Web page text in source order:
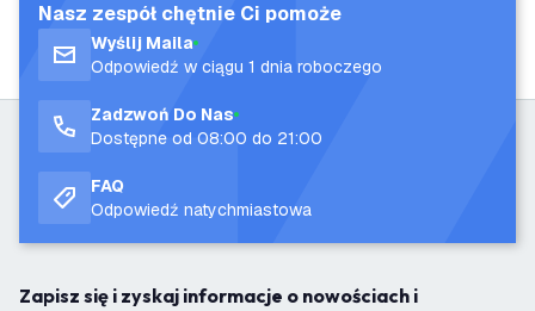
Nasz zespół chętnie Ci pomoże
Wyślij Maila
Odpowiedź w ciągu 1 dnia roboczego
Zadzwoń Do Nas
Dostępne od 08:00 do 21:00
FAQ
Odpowiedź natychmiastowa
Zapisz się i zyskaj informacje o nowościach i